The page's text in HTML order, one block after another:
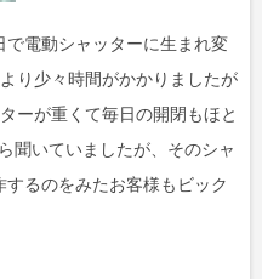
で電動シャッターに生まれ変
り少々時間がかかりましたが
ーが重くて毎日の開閉もほと
聞いていましたが、そのシャ
るのをみたお客様もビック